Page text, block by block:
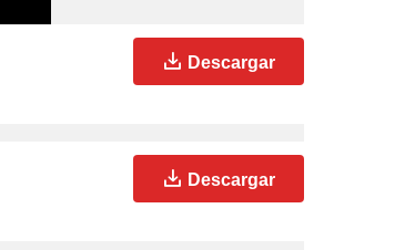
Descargar
Descargar